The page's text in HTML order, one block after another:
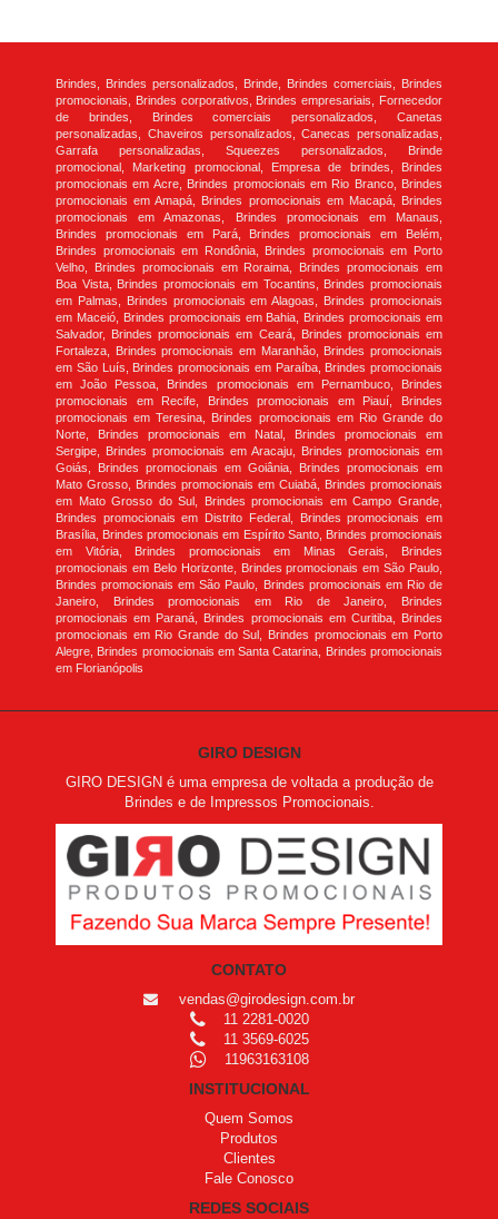
Brindes, Brindes personalizados, Brinde, Brindes comerciais, Brindes
promocionais, Brindes corporativos, Brindes empresariais, Fornecedor
de brindes, Brindes comerciais personalizados, Canetas
personalizadas, Chaveiros personalizados, Canecas personalizadas,
Garrafa personalizadas, Squeezes personalizados, Brinde
promocional, Marketing promocional, Empresa de brindes, Brindes
promocionais em Acre, Brindes promocionais em Rio Branco, Brindes
promocionais em Amapá, Brindes promocionais em Macapá, Brindes
promocionais em Amazonas, Brindes promocionais em Manaus,
Brindes promocionais em Pará, Brindes promocionais em Belém,
Brindes promocionais em Rondônia, Brindes promocionais em Porto
Velho, Brindes promocionais em Roraima, Brindes promocionais em
Boa Vista, Brindes promocionais em Tocantins, Brindes promocionais
em Palmas, Brindes promocionais em Alagoas, Brindes promocionais
em Maceió, Brindes promocionais em Bahia, Brindes promocionais em
Salvador, Brindes promocionais em Ceará, Brindes promocionais em
Fortaleza, Brindes promocionais em Maranhão, Brindes promocionais
em São Luís, Brindes promocionais em Paraíba, Brindes promocionais
em João Pessoa, Brindes promocionais em Pernambuco, Brindes
promocionais em Recife, Brindes promocionais em Piauí, Brindes
promocionais em Teresina, Brindes promocionais em Rio Grande do
Norte, Brindes promocionais em Natal, Brindes promocionais em
Sergipe, Brindes promocionais em Aracaju, Brindes promocionais em
Goiás, Brindes promocionais em Goiânia, Brindes promocionais em
Mato Grosso, Brindes promocionais em Cuiabá, Brindes promocionais
em Mato Grosso do Sul, Brindes promocionais em Campo Grande,
Brindes promocionais em Distrito Federal, Brindes promocionais em
Brasília, Brindes promocionais em Espírito Santo, Brindes promocionais
em Vitória, Brindes promocionais em Minas Gerais, Brindes
promocionais em Belo Horizonte, Brindes promocionais em São Paulo,
Brindes promocionais em São Paulo, Brindes promocionais em Rio de
Janeiro, Brindes promocionais em Rio de Janeiro, Brindes
promocionais em Paraná, Brindes promocionais em Curitiba, Brindes
promocionais em Rio Grande do Sul, Brindes promocionais em Porto
Alegre, Brindes promocionais em Santa Catarina, Brindes promocionais
em Florianópolis
GIRO DESIGN
GIRO DESIGN é uma empresa de voltada a produção de
Brindes e de Impressos Promocionais.
CONTATO
vendas@girodesign.com.br
11 2281-0020
11 3569-6025
11963163108
INSTITUCIONAL
Quem Somos
Produtos
Clientes
Fale Conosco
REDES SOCIAIS